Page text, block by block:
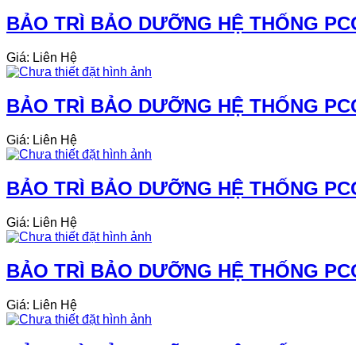
BẢO TRÌ BẢO DƯỠNG HỆ THỐNG
Giá: Liên Hệ
BẢO TRÌ BẢO DƯỠNG HỆ THỐNG
Giá: Liên Hệ
BẢO TRÌ BẢO DƯỠNG HỆ THỐNG
Giá: Liên Hệ
BẢO TRÌ BẢO DƯỠNG HỆ THỐNG
Giá: Liên Hệ